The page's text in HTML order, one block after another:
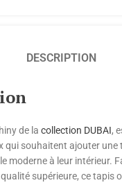
DESCRIPTION
de la collection DUBAI,
qui souhaitent ajouter une
moderne à leur intérieur.
supérieure, ce tapis